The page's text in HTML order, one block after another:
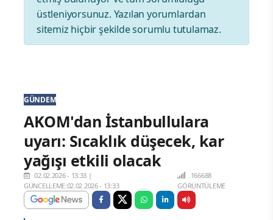
üstleniyorsunuz. Yazılan yorumlardan
sitemiz hiçbir şekilde sorumlu tutulamaz.
GÜNDEM
AKOM'dan İstanbullulara
uyarı: Sıcaklık düşecek, kar
yağışı etkili olacak
02.02.2026 - 13:33 |
GÜNCELLEME:02.02.2026 - 13:33
166688
GÖRÜNTÜLEME